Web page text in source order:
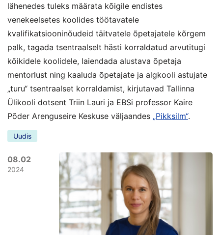
lähenedes tuleks määrata kõigile endistes
venekeelsetes koolides töötavatele
kvalifikatsiooninõudeid täitvatele õpetajatele kõrgem
palk, tagada tsentraalselt hästi korraldatud arvutitugi
kõikidele koolidele, laiendada alustava õpetaja
mentorlust ning kaaluda õpetajate ja algkooli astujate
„turu“ tsentraalset korraldamist, kirjutavad Tallinna
Ülikooli dotsent Triin Lauri ja EBSi professor Kaire
Põder Arenguseire Keskuse väljaandes „Pikksilm“.
Uudis
08.02
2024